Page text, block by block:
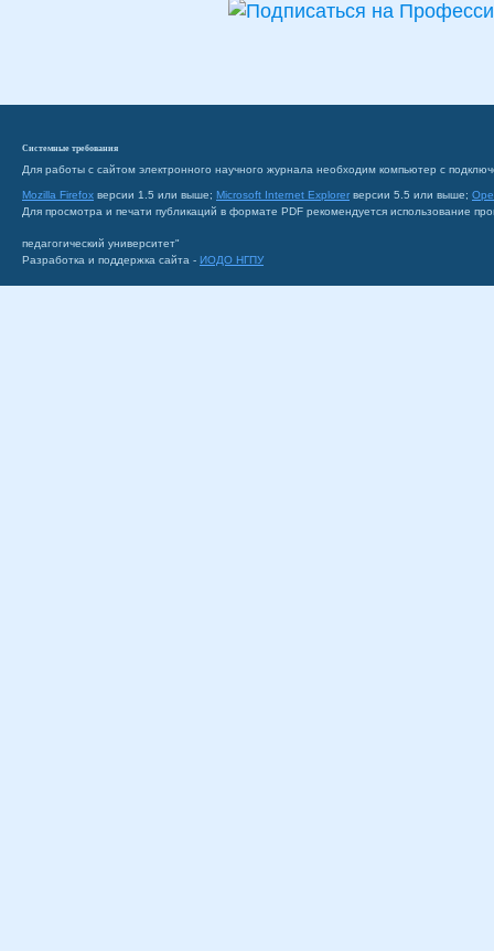
Системные требования
Для работы с сайтом электронного научного журнала необходим компьютер с
Mozilla Firefox версии 1.5 или выше; Microsoft Internet Explorer версии 5.5 или выше;
Для просмотра и печати публикаций в формате PDF рекомендуется использование
педагогический университет"
Разработка и поддержка сайта - ИОДО НГПУ